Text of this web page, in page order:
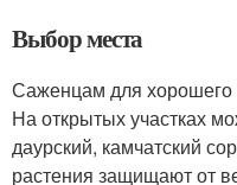
Выбор места
Саженцам для хорошего
На открытых участках
даурский, камчатский
растения защищают от